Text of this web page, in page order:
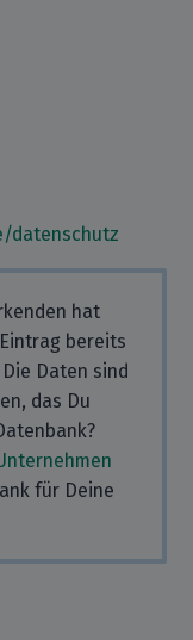
datenschutz
hat
bereits
Daten sind
das Du
für Deine